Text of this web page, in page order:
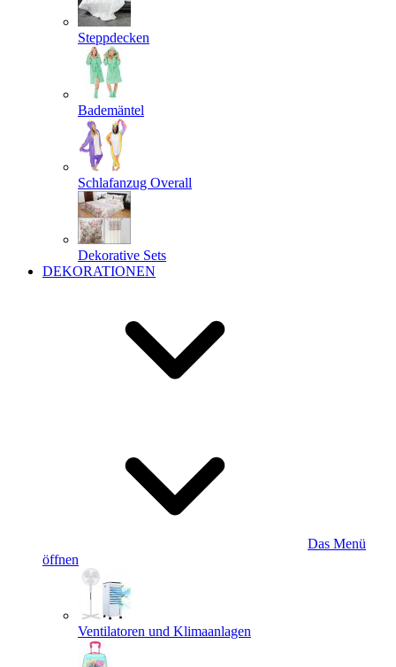
Steppdecken
Bademäntel
Schlafanzug Overall
Dekorative Sets
DEKORATIONEN
Das Menü
öffnen
Ventilatoren und Klimaanlagen